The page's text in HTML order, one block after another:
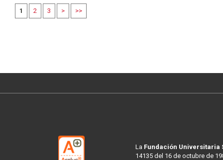
1 2 3 > >>
La Fundación Universitaria
14135 del 16 de octubre de